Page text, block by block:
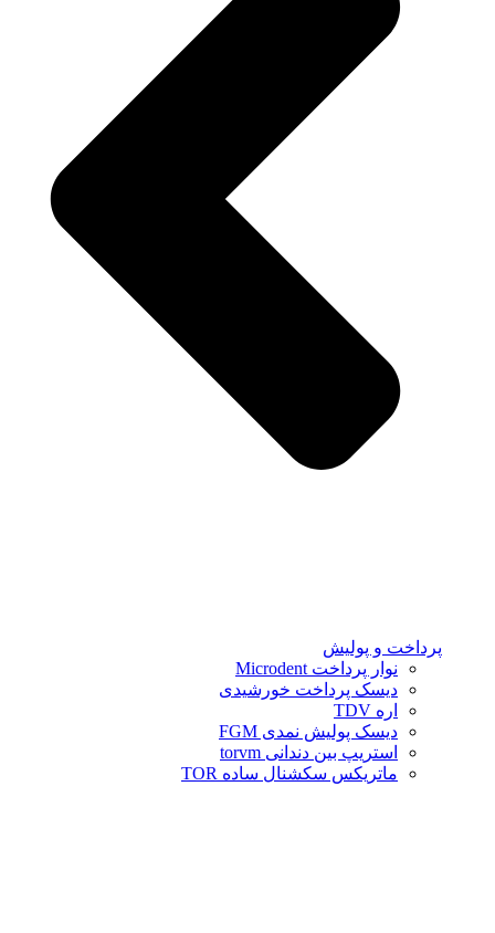
پرداخت و پولیش
نوار پرداخت Microdent
دیسک پرداخت خورشیدی
اره TDV
دیسک پولیش نمدی FGM
استریپ بین دندانی torvm
ماتریکس سکشنال ساده TOR